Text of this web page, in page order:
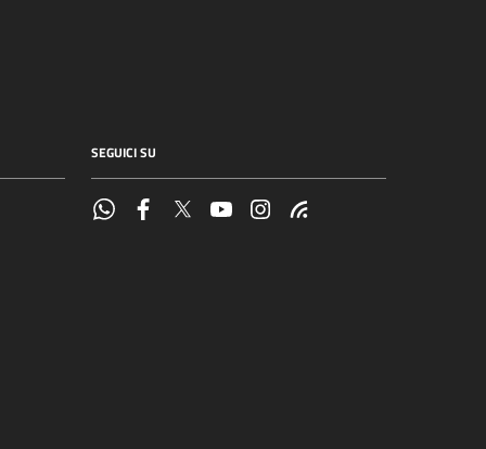
SEGUICI SU